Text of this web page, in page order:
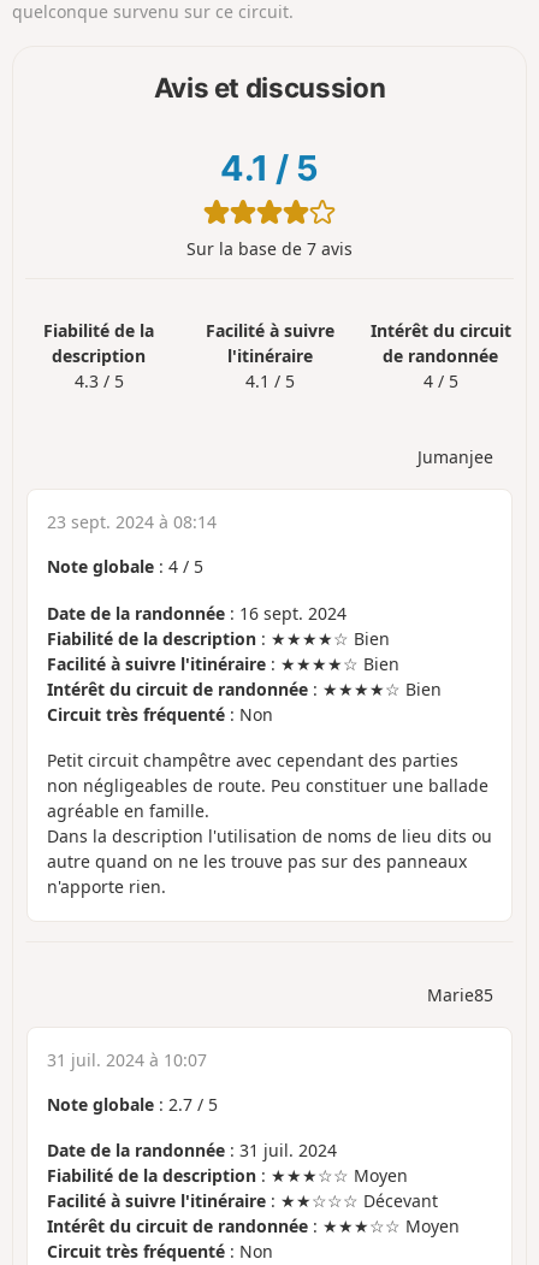
quelconque survenu sur ce circuit.
Avis et discussion
4.1 / 5
Sur la base de 7 avis
Fiabilité de la
description
4.3 / 5
Facilité à suivre
l'itinéraire
4.1 / 5
Intérêt du circuit
de randonnée
4 / 5
Jumanjee
23 sept. 2024 à 08:14
Note globale : 4 / 5
Date de la randonnée : 16 sept. 2024
Fiabilité de la description : ★★★★☆ Bien
Facilité à suivre l'itinéraire : ★★★★☆ Bien
Intérêt du circuit de randonnée : ★★★★☆ Bien
Circuit très fréquenté : Non
Petit circuit champêtre avec cependant des parties
non négligeables de route. Peu constituer une ballade
agréable en famille.
Dans la description l'utilisation de noms de lieu dits ou
autre quand on ne les trouve pas sur des panneaux
n'apporte rien.
Marie85
31 juil. 2024 à 10:07
Note globale : 2.7 / 5
Date de la randonnée : 31 juil. 2024
Fiabilité de la description : ★★★☆☆ Moyen
Facilité à suivre l'itinéraire : ★★☆☆☆ Décevant
Intérêt du circuit de randonnée : ★★★☆☆ Moyen
Circuit très fréquenté : Non